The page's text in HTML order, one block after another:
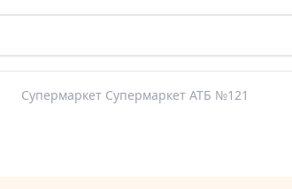
Супермаркет Супермаркет АТБ №121